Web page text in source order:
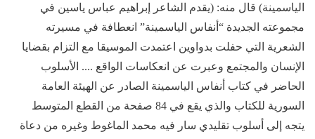
الياسمينة) قال منه: (يقدم الشاعر إبراهيم عباس ياسين في
مجموعته الجديدة “أنفاس الياسمينة” انعطافة في مسيرته
الشعرية التي حفلت بدواوين اعتمدت الموسيقا مع التزام بقضايا
الإنسان والمجتمع وعبرت عن انعكاسات الواقع .... الأسلوب
الحاضر في كتاب أنفاس الياسمينة الصادر عن الهيئة العامة
السورية للكتاب والذي يقع في 84 صفحة من القطع المتوسط
يتجه إلى أسلوب تقليدي سار فيه محمد الماغوط وغيره من دعاة